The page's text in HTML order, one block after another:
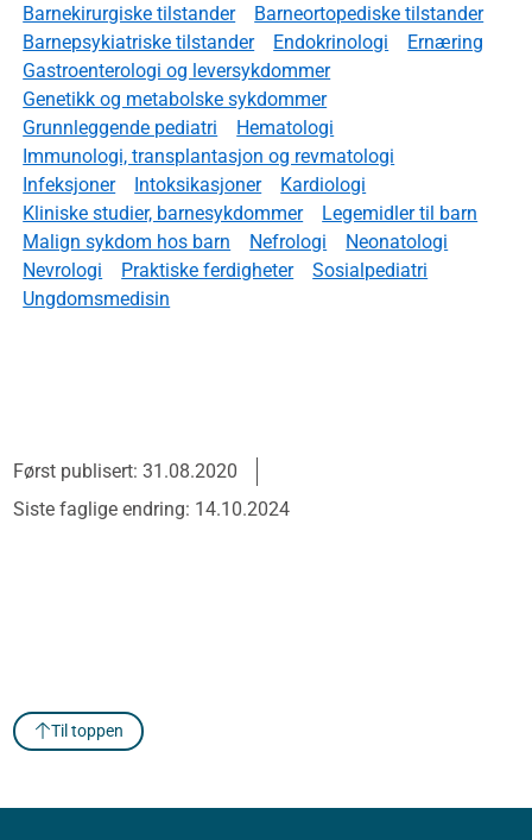
Barnekirurgiske tilstander
Barneortopediske tilstander
Barnepsykiatriske tilstander
Endokrinologi
Ernæring
Gastroenterologi og leversykdommer
Genetikk og metabolske sykdommer
Grunnleggende pediatri
Hematologi
Immunologi, transplantasjon og revmatologi
Infeksjoner
Intoksikasjoner
Kardiologi
Kliniske studier, barnesykdommer
Legemidler til barn
Malign sykdom hos barn
Nefrologi
Neonatologi
Nevrologi
Praktiske ferdigheter
Sosialpediatri
Ungdomsmedisin
Først publisert: 31.08.2020
Siste faglige endring: 14.10.2024
Til toppen